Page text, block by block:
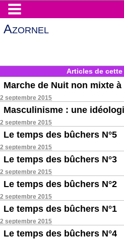
Azornel
Articles de cette
Marche de Nuit non mixte
2 septembre 2015
Masculinisme : une
2 septembre 2015
Le temps des bûchers N°5
2 septembre 2015
Le temps des bûchers N°3
2 septembre 2015
Le temps des bûchers N°2
2 septembre 2015
Le temps des bûchers N°1
2 septembre 2015
Le temps des bûchers N°4